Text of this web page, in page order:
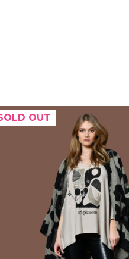
OUT